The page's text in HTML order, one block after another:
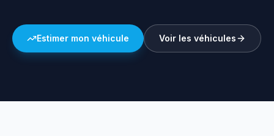
Estimer mon véhicule Voir les véhicules